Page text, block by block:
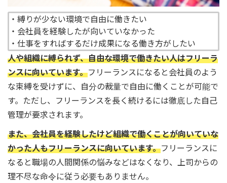
・縛りが少ない環境で自由に働きたい
・会社員を経験したが向いていなかった
・仕事をすればするだけ成果になる働き方がしたい
人や組織に縛られず、自由な環境で働きたい人はフリーラ
ンスに向いています。フリーランスになると会社員のよう
な束縛を受けずに、自分の裁量で自由に働くことが可能で
す。ただし、フリーランスを長く続けるには徹底した自己
管理が要求されます。
また、会社員を経験したけど組織で働くことが向いていな
かった人もフリーランスに向いています。フリーランスに
なると職場の人間関係の悩みなどはなくなり、上司からの
理不尽な命令に従う必要もありません。